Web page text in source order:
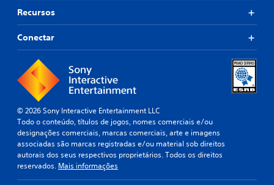
Recursos
Conectar
© 2026 Sony Interactive Entertainment LLC
Todo o conteúdo, títulos de jogos, nomes comerciais e/ou
designações comerciais, marcas comerciais, arte e imagens
associadas são marcas registradas e/ou material sob direitos
autorais dos seus respectivos proprietários. Todos os direitos
reservados. Mais informações